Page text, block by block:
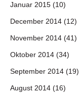
Januar 2015 (10)
December 2014 (12)
November 2014 (41)
Oktober 2014 (34)
September 2014 (19)
August 2014 (16)